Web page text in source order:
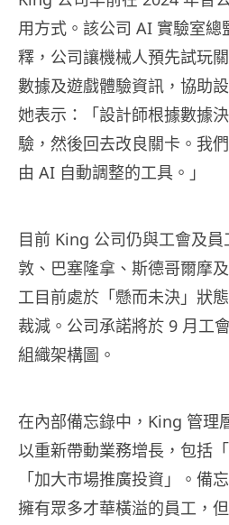
用方式。該公司 AI 實驗室
釋，公司讓機械人預先試玩
數據及遊戲體驗資訊，協助
她表示：「設計師根據數據
驗，然後回去改良關卡。我
由 AI 自動調整的工具。」
目前 King 公司仍與工會及
敦、巴塞隆拿、斯德哥爾摩
工目前處於「懸而未決」狀
裁減。公司承諾將於 9 月工
組織架構圖。
在內部備忘錄中，King 管理
以重新帶動業務增長，包括
「加大市場推廣投資」。備
擁有眾多才華橫溢的員工，